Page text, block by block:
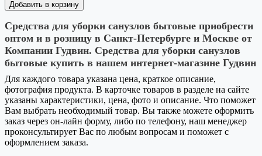
Добавить в корзину
Средства для уборки санузлов бытовые приобрести
оптом и в розницу в Санкт-Петербурге и Москве от
Компании Гудвин. Средства для уборки санузлов
бытовые купить в нашем интернет-магазине Гудвин
Для каждого товара указана цена, краткое описание,
фотография продукта. В карточке товаров в разделе на сайте
указаны характеристики, цена, фото и описание. Что поможет
Вам выбрать необходимый товар. Вы также можете оформить
заказ через он-лайн форму, либо по телефону, наш менеджер
проконсультирует Вас по любым вопросам и поможет с
оформлением заказа.